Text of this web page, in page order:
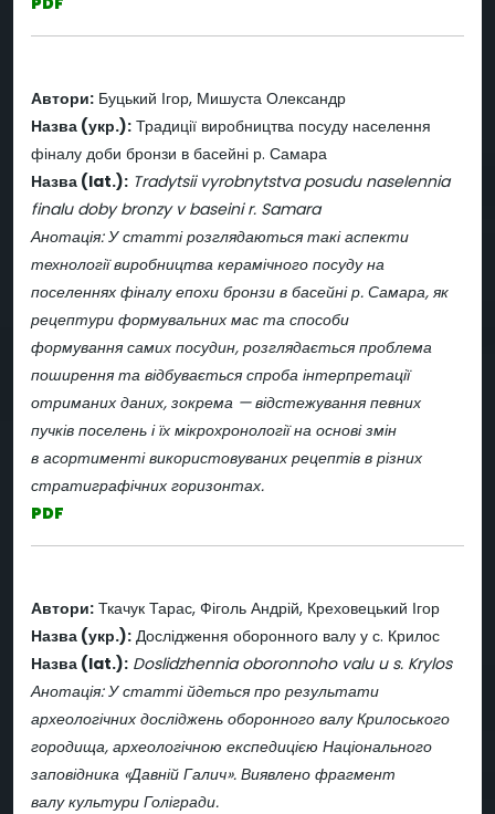
Автори: Буцький Ігор, Мишуста Олександр
Назва (укр.): Традиції виробництва посуду населення
фіналу доби бронзи в басейні р. Самара
Назва (lat.): Tradytsii vyrobnytstva posudu naselennia
finalu doby bronzy v baseini r. Samara
Анотація: У статті розглядаються такі аспекти
технології виробництва керамічного посуду на
поселеннях фіналу епохи бронзи в басейні р. Самара, як
рецептури формувальних мас та способи
формування самих посудин, розглядається проблема
поширення та відбувається спроба інтерпретації
отриманих даних, зокрема — відстежування певних
пучків поселень і їх мікрохронології на основі змін
в асортименті використовуваних рецептів в різних
стратиграфічних горизонтах.
PDF
Автори: Ткачук Тарас, Фіголь Андрій, Креховецький Ігор
Назва (укр.): Дослідження оборонного валу у с. Крилос
Назва (lat.): Doslidzhennia oboronnoho valu u s. Krylos
Анотація: У статті йдеться про результати
археологічних досліджень оборонного валу Крилоського
городища, археологічною експедицією Національного
заповідника «Давній Галич». Виявлено фрагмент
валу культури Голігради.